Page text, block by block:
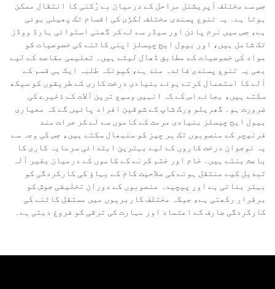
جس سے مختلف آپریشنل مراحل کے درمیان بے رُکنی کا انتقال ممکن
ہوتا ہے۔ یہ تنوع پسندی مختلف لکڑی کی اقسام تک پھیلی ہوئی
ہے، جس میں نرم پائن اور سیڈر سے لے کر گھنی استوائی ہارڈ ووڈز
تک شامل ہیں، اور بیول ایج چیسلز اپنی کاٹنے کی خصوصیات کو
مواد کی خصوصیات کے مطابق ڈھال لیتے ہیں۔ تعلیمی مقاصد کے لیے
بھی یہ تنوع پسندی فائدہ مند ہے، کیونکہ طلبہ ایک ہی قسم کے
آلے کا استعمال کرتے ہوئے بنیادی درخت کاری کے طریقوں کو سیکھ
سکتے ہیں، بجائے اس کے کہ انہیں وسیع ترین آلات کے ذخیرے کی
ضرورت ہو۔ گھریلو ورک شاپ کے شوقین افراد پائیں گے کہ معیاری
بیول ایج چیسلز بنیادی مرمت کے کاموں سے لے کر جرات مند
فرنیچر کے منصوبوں تک ہر چیز کو سنبھال سکتے ہیں، جس کی وجہ سے
یہ نوجوان درخت کاروں کے لیے بہترین ابتدائی سرمایہ کاری کا
باعث بنتے ہیں۔ خام اور ختم کرنے کے کاموں کے درمیان بغیر آلہ
تبدیل کیے منتقل ہونے کی صلاحیت کام کے بہاؤ کی کارکردگی کو
بہتر بناتی ہے اور پیچیدہ منصوبوں کے دوران تخلیقی جوش کو
برقرار رکھتی ہے، جبکہ مختلف کاربریوں میں مستقل کاٹنے کی
کارکردگی صارف کے اعتماد اور مہارت کی ترقی کو فروغ دیتی ہے۔